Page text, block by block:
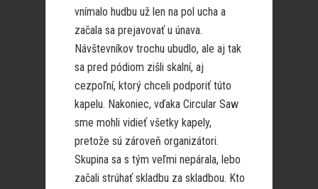
vnímalo hudbu už len na pol ucha a
začala sa prejavovať u únava.
Návštevníkov trochu ubudlo, ale aj tak
sa pred pódiom zišli skalní, aj
cezpoľní, ktorý chceli podporiť túto
kapelu. Nakoniec, vďaka Circular Saw
sme mohli vidieť všetky kapely,
pretože sú zároveň organizátori.
Skupina sa s tým veľmi nepárala, lebo
začali strúhať skladbu za skladbou. Kto